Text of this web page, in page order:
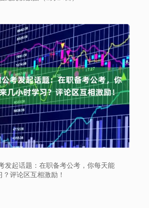
发起话题：在职备考公考，你每天能
评论区互相激励！